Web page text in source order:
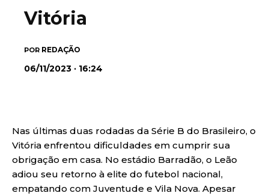
Vitória
POR REDAÇÃO
06/11/2023 · 16:24
Nas últimas duas rodadas da Série B do Brasileiro, o
Vitória enfrentou dificuldades em cumprir sua
obrigação em casa. No estádio Barradão, o Leão
adiou seu retorno à elite do futebol nacional,
empatando com Juventude e Vila Nova. Apesar